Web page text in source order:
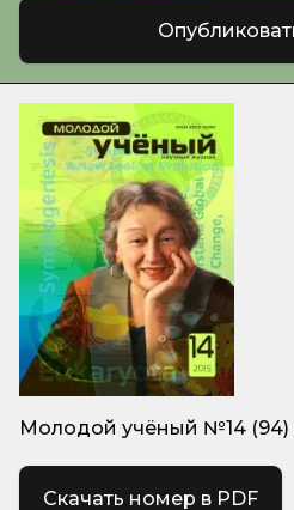
Молодой учёный №14 (94)
Скачать номер в PDF